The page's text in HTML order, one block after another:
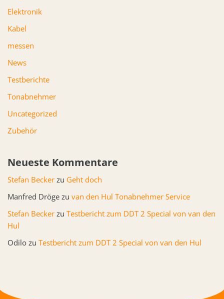
Elektronik
Kabel
messen
News
Testberichte
Tonabnehmer
Uncategorized
Zubehör
Neueste Kommentare
Stefan Becker zu Geht doch
Manfred Dröge zu van den Hul Tonabnehmer Service
Stefan Becker zu Testbericht zum DDT 2 Special von van den
Hul
Odilo zu Testbericht zum DDT 2 Special von van den Hul